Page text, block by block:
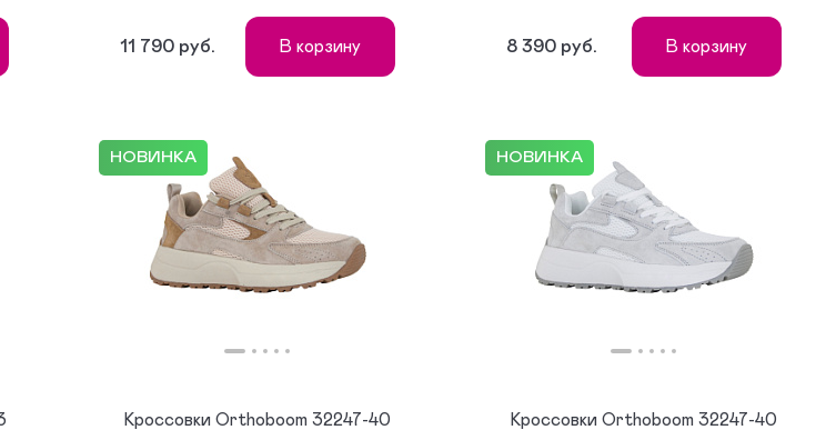
11 790 руб. В корзину 8 390 руб. В корзину
НОВИНКА
Кроссовки Orthoboom 32247-40
НОВИНКА
Кроссовки Orthoboom 32247-40